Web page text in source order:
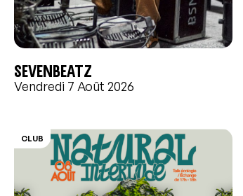
Sevenbeatz
Vendredi 7 Août 2026
CLUB